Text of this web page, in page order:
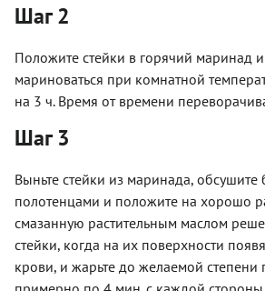
Шаг 2
Положите стейки в горячий маринад и
мариноваться при комнатной
на 3 ч. Время от времени
Шаг 3
Выньте стейки из маринада,
полотенцами и положите на хорошо
смазанную растительным маслом
стейки, когда на их поверхности
крови, и жарьте до желаемой степени